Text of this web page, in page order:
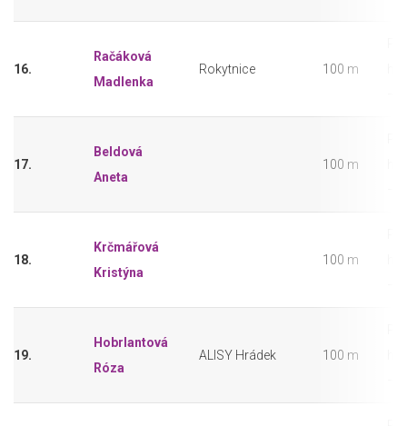
16.
Račáková
Madlenka
Rokytnice 100 m
17.
Beldová
Aneta
100 m
18.
Krčmářová
Kristýna
100 m
19.
Hobrlantová
Róza
ALISY Hrádek 100 m